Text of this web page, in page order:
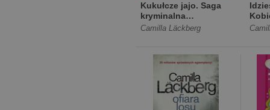
Kukułcze jajo. Saga
kryminalna
Fjällbacka. Tom 11
Camilla Läckberg